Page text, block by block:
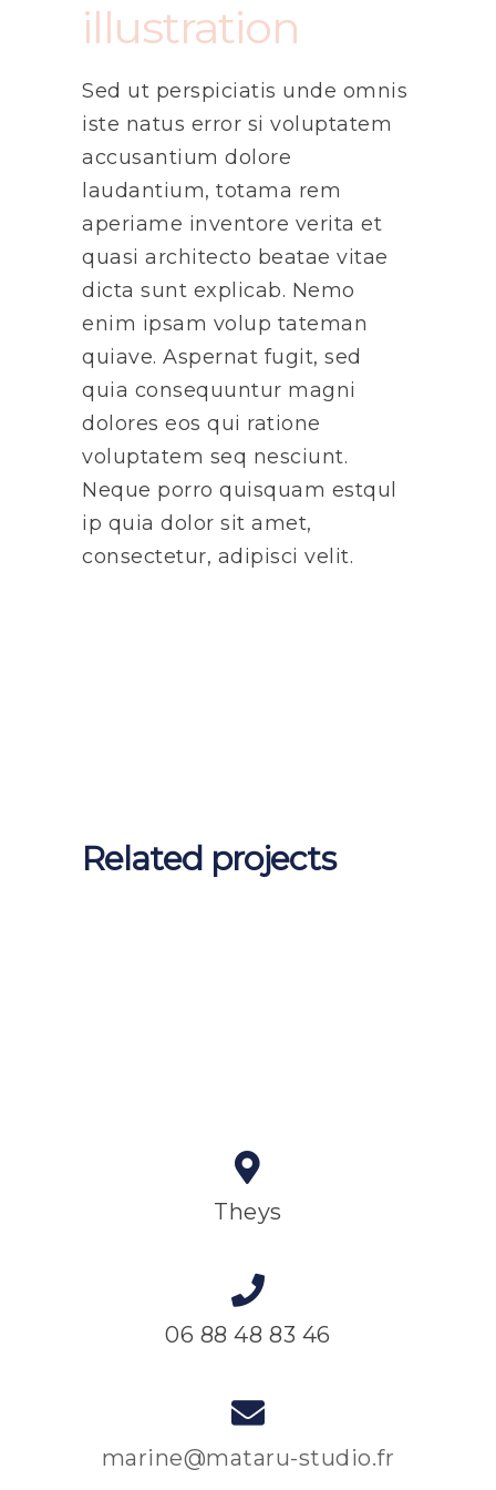
illustration
Sed ut perspiciatis unde omnis
iste natus error si voluptatem
accusantium dolore
laudantium, totama rem
aperiame inventore verita et
quasi architecto beatae vitae
dicta sunt explicab. Nemo
enim ipsam volup tateman
quiave. Aspernat fugit, sed
quia consequuntur magni
dolores eos qui ratione
voluptatem seq nesciunt.
Neque porro quisquam estqul
ip quia dolor sit amet,
consectetur, adipisci velit.
Related projects
Theys
06 88 48 83 46
marine@mataru-studio.fr